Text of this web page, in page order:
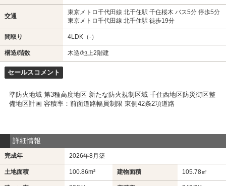
交通
東京メトロ千代田線 北千住駅 千住桜木 バス5分 停歩5分
東京メトロ千代田線 北千住駅 徒歩19分
間取り 4LDK（-）
構造/階数 木造/地上2階建
セールスコメント
準防火地域 第3種高度地区 新たな防火規制区域 千住西地区防災街区整
備地区計画 容積率：前面道路幅員制限 東側42条2項道路
詳細情報
完成年 2026年8月築
土地面積 100.86m² 建物面積 105.78㎡